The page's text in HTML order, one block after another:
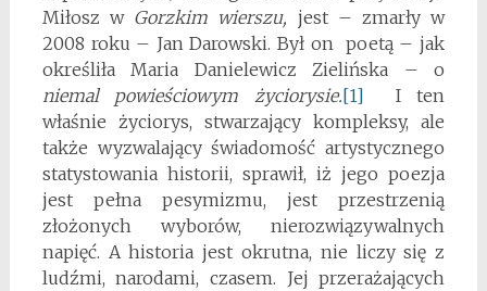
Miłosz w Gorzkim wierszu, jest – zmarły w
2008 roku – Jan Darowski. Był on poetą – jak
określiła Maria Danielewicz Zielińska – o
niemal powieściowym życiorysie.[1] I ten
właśnie życiorys, stwarzający kompleksy, ale
także wyzwalający świadomość artystycznego
statystowania historii, sprawił, iż jego poezja
jest pełna pesymizmu, jest przestrzenią
złożonych wyborów, nierozwiązywalnych
napięć. A historia jest okrutna, nie liczy się z
ludźmi, narodami, czasem. Jej przerażających